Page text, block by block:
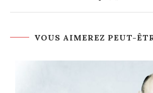
VOUS AIMEREZ PEUT-